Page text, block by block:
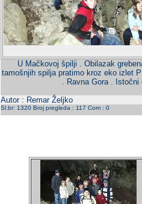
U Mačkovoj špilji . Obilazak
tamošnjih spilja pratimo kroz eko izlet
. Ravna Gora . Istočni
Autor : Remar Željko
Sl.br: 1320 Broj pregleda : 117 Com : 0